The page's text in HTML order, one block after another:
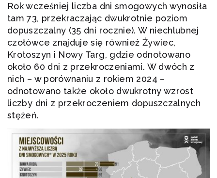
Rok wcześniej liczba dni smogowych wynosiła
tam 73, przekraczając dwukrotnie poziom
dopuszczalny (35 dni rocznie). W niechlubnej
czołówce znajduje się również Żywiec,
Krotoszyn i Nowy Targ, gdzie odnotowano
około 60 dni z przekroczeniami. W dwóch z
nich – w porównaniu z rokiem 2024 –
odnotowano także około dwukrotny wzrost
liczby dni z przekroczeniem dopuszczalnych
stężeń.